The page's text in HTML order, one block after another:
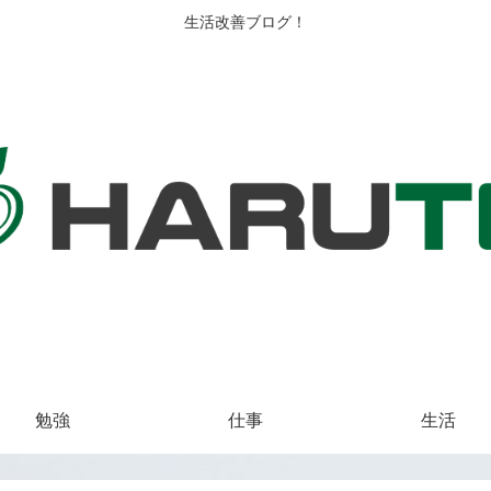
生活改善ブログ！
勉強 仕事 生活